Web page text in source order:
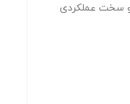
و سخت عملکردی